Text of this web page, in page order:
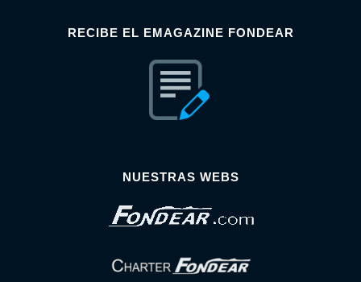
RECIBE EL EMAGAZINE FONDEAR
NUESTRAS WEBS